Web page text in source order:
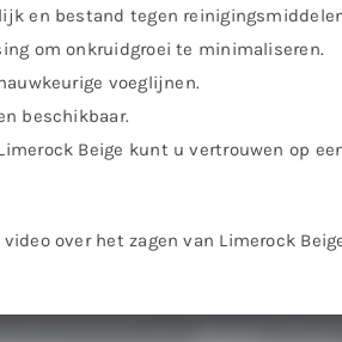
en bestand tegen
om onkruidgroei te minimaliseren.
voeglijnen.
beschikbaar.
Beige kunt u vertrouwen op
over het zagen van Limerock